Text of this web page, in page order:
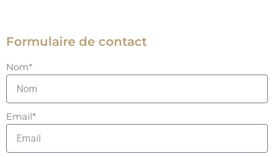
Formulaire de contact
Nom*
Email*